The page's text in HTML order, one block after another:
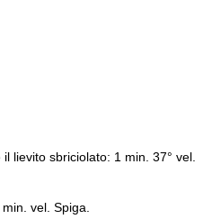
lievito sbriciolato: 1 min. 37° vel.
vel. Spiga.